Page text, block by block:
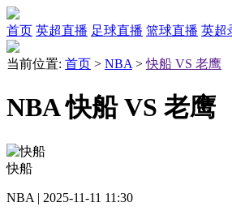
首页 英超直播 足球直播 篮球直播 英超
当前位置: 首页 > NBA >快船 VS 老鹰
NBA 快船 VS 老鹰
快船
NBA | 2025-11-11 11:30